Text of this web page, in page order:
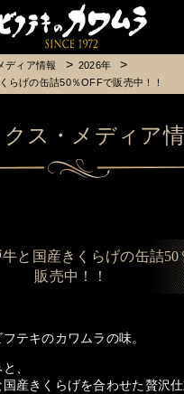
ディア情報
2026年
らげの缶詰50％OFFで販売中！！
クス・メディア
と国産きくらげの缶詰50
販売中！！
テキのカワムラの味。
、
産きくらげを合わせた贅沢